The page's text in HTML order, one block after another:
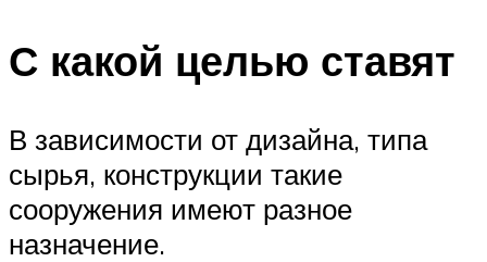
С какой целью ставят
В зависимости от дизайна, типа
сырья, конструкции такие
сооружения имеют разное
назначение.